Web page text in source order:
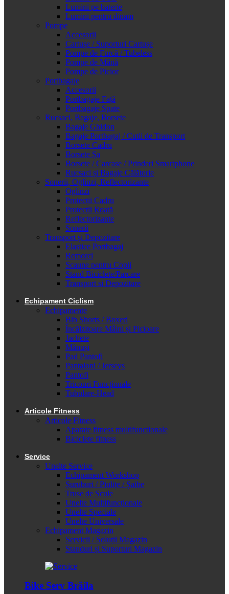
Lumini pe baterie
Lumini pentru dinam
Pompe
Accesorii
Cartușe / Suporturi Cartușe
Pompe de Furcă / Tubeless
Pompe de Mână
Pompe de Picior
Portbagaje
Accesorii
Portbagaje Față
Portbagaje Spate
Rucsaci, Bagaje, Borsete
Bagaje Ghidon
Bagaje Portbagaj / Cutii de Transport
Borsete Cadru
Borsete Șa
Borsete / Carcase / Prinderi Smartphone
Rucsaci și Bagaje Călătorie
Sonerii, Oglinzi, Reflectorizante
Oglinzi
Protecții Cadru
Protecții Roată
Reflectorizante
Sonerii
Transport și Depozitare
Elastice Portbagaj
Remorci
Scaune pentru Copii
Stand Biciclete/Parcare
Transport si Depozitare
Echipament Ciclism
Echipamente
Bib Shorts / Boxeri
Încălzitoare Mâini și Picioare
Jachete
Mănuși
Pad Pantofi
Pantaloni / Jerseys
Pantofi
Tricouri Funcționale
Tubulare-Head
Articole Fitness
Articole Fitness
Aparate fitness multifunctionale
Biciclete fitness
Service
Unelte Service
Echipament Workshop
Șuruburi / Piulițe / Șaibe
Truse de Scule
Unelte Multifuncționale
Unelte Speciale
Unelte Universale
Echipament Magazin
Servicii / Soluții Magazin
Standuri și Suporturi Magazin
Bike Serv Brăila